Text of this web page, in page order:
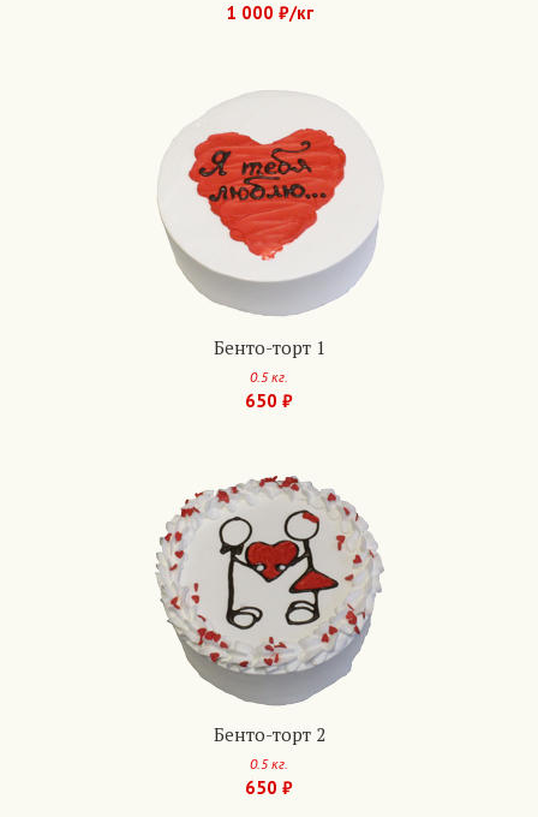
1 000 ₽/кг
Бенто-торт 1
0.5 кг.
650 ₽
Бенто-торт 2
0.5 кг.
650 ₽